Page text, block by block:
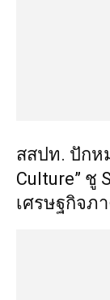
สสปท. ปักห
Culture” ชู
เศรษฐกิจภ